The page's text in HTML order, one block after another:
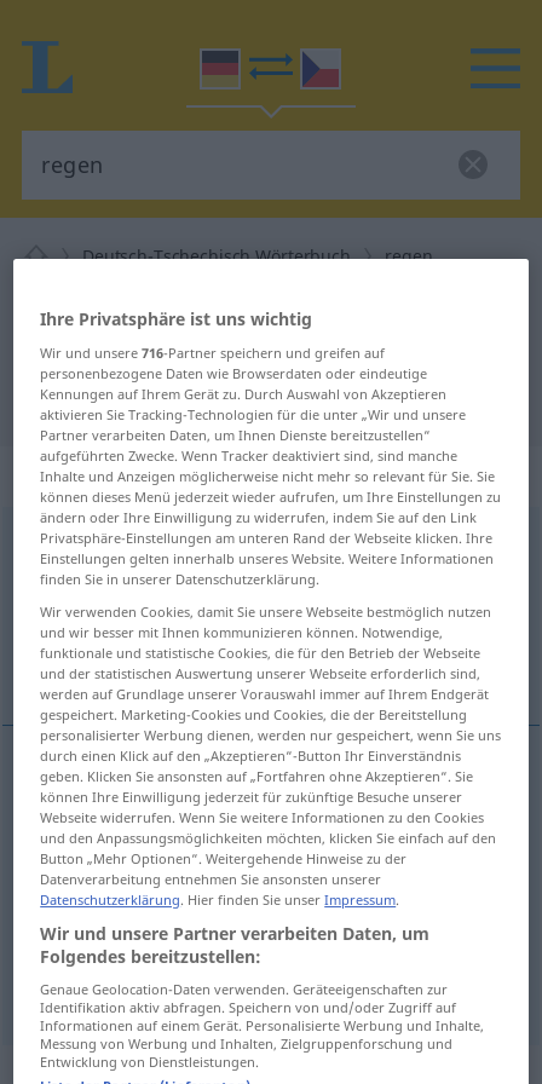
Deutsch-Tschechisch Wörterbuch regen
für "regen"
"regen" Tschechisch Übersetzung
„regen“
regen
Übersicht aller Übersetzungen
(Für mehr Details die Übersetzung anklicken/antippen)
hýbat se probouzet se
Beispiele
sich regensich bewegen
hýbat<hnout>se
sich regen
Gefühle, Gewissen
probouzet<-budit>se
Ihre Privatsphäre ist uns wichtig
Wir und unsere716-Partner speichern und greifen auf
personenbezogene Daten wie Browserdaten oder eindeutige
Kennungen auf Ihrem Gerät zu. Durch Auswahl von Akzeptieren
aktivieren Sie Tracking-Technologien für die unter „Wir und unsere
Partner verarbeiten Daten, um Ihnen Dienste bereitzustellen“
aufgeführten Zwecke. Wenn Tracker deaktiviert sind, sind manche
Inhalte und Anzeigen möglicherweise nicht mehr so relevant für Sie. Sie
können dieses Menü jederzeit wieder aufrufen, um Ihre Einstellungen zu
ändern oder Ihre Einwilligung zu widerrufen, indem Sie auf den Link
Privatsphäre-Einstellungen am unteren Rand der Webseite klicken. Ihre
Einstellungen gelten innerhalb unseres Website. Weitere Informationen
finden Sie in unserer Datenschutzerklärung.
Wir verwenden Cookies, damit Sie unsere Webseite bestmöglich nutzen
und wir besser mit Ihnen kommunizieren können. Notwendige,
funktionale und statistische Cookies, die für den Betrieb der Webseite
und der statistischen Auswertung unserer Webseite erforderlich sind,
werden auf Grundlage unserer Vorauswahl immer auf Ihrem Endgerät
gespeichert. Marketing-Cookies und Cookies, die der Bereitstellung
personalisierter Werbung dienen, werden nur gespeichert, wenn Sie uns
durch einen Klick auf den „Akzeptieren“-Button Ihr Einverständnis
geben. Klicken Sie ansonsten auf „Fortfahren ohne Akzeptieren“. Sie
können Ihre Einwilligung jederzeit für zukünftige Besuche unserer
Webseite widerrufen. Wenn Sie weitere Informationen zu den Cookies
und den Anpassungsmöglichkeiten möchten, klicken Sie einfach auf den
Button „Mehr Optionen“. Weitergehende Hinweise zu der
Datenverarbeitung entnehmen Sie ansonsten unserer
Datenschutzerklärung. Hier finden Sie unserImpressum.
Wir und unsere Partner verarbeiten Daten, um
Folgendes bereitzustellen:
Genaue Geolocation-Daten verwenden. Geräteeigenschaften zur
Identifikation aktiv abfragen. Speichern von und/oder Zugriff auf
Informationen auf einem Gerät. Personalisierte Werbung und Inhalte,
Messung von Werbung und Inhalten, Zielgruppenforschung und
Entwicklung von Dienstleistungen.